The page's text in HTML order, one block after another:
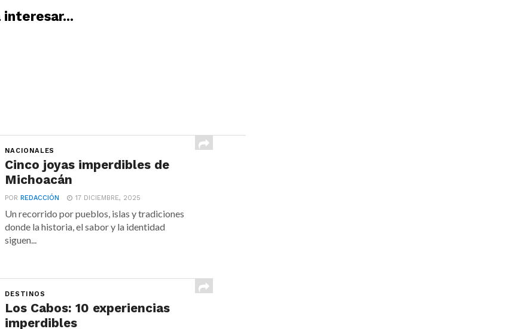
interesar...
NACIONALES
Cinco joyas imperdibles de
Michoacán
POR REDACCIÓN 17 DICIEMBRE, 2025
Un recorrido por pueblos, islas y tradiciones
donde la historia, el sabor y la identidad
siguen...
DESTINOS
Los Cabos: 10 experiencias
imperdibles